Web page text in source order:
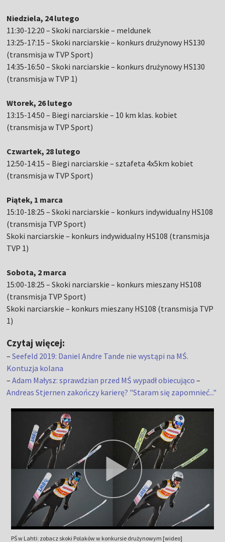
Niedziela, 24 lutego
11:30-12:20 – Skoki narciarskie – meldunek
13:25-17:15 – Skoki narciarskie – konkurs drużynowy HS130
(transmisja w TVP Sport)
14:35-16:50 – Skoki narciarskie – konkurs drużynowy HS130
(transmisja w TVP 1)
Wtorek, 26 lutego
13:15-14:50 – Biegi narciarskie – 10 km klas. kobiet
(transmisja w TVP Sport)
Czwartek, 28 lutego
12:50-14:15 – Biegi narciarskie – sztafeta 4x5km kobiet
(transmisja w TVP Sport)
Piątek, 1 marca
15:10-18:25 – Skoki narciarskie – konkurs indywidualny HS108
(transmisja TVP Sport)
Skoki narciarskie – konkurs indywidualny HS108 (transmisja
TVP 1)
Sobota, 2 marca
15:00-18:25 – Skoki narciarskie – konkurs mieszany HS108
(transmisja TVP Sport)
Skoki narciarskie – konkurs mieszany HS108 (transmisja TVP
1)
Czytaj więcej:
–Seefeld 2019: Daniel Andre Tande nie wystąpi na MŚ.
Kontuzja kolana
–Adam Małysz: sprawdzian przed MŚ wypadł obiecująco –
Andreas Stjernen zakończy karierę? "Staram się zapomnieć..."
PŚ w Lahti: zobacz skoki Polaków w konkursie drużynowym [wideo]